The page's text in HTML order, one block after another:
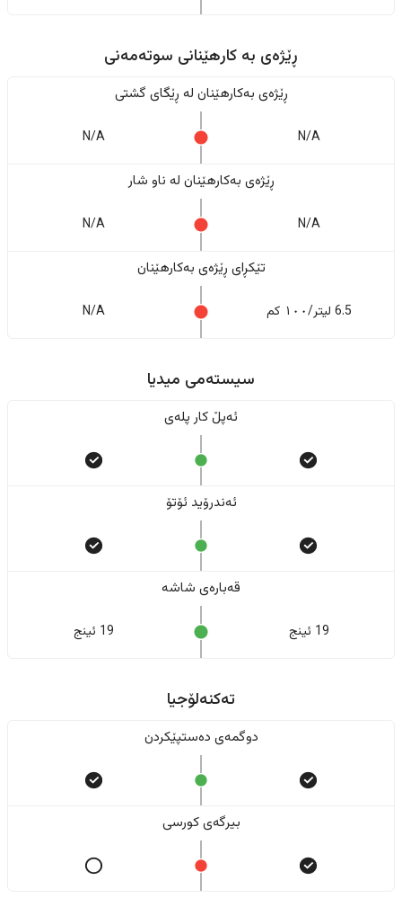
ڕێژەى به کارهێنانی سوتەمەنی
ڕێژەى بەکارهێنان له ڕێگای گشتی
N/A
N/A
ڕێژەى بەکارهێنان له ناو شار
N/A
N/A
تێکڕای ڕێژەى بەکارهێنان
6.5 لیتر/١٠٠ کم N/A
سیستەمی میدیا
ئەپڵ کار پلەی
ئەندرۆید ئۆتۆ
قەبارەی شاشە
19 ئینج 19 ئینج
تەکنەلۆجیا
دوگمەی دەستپێکردن
بیرگەی کورسی